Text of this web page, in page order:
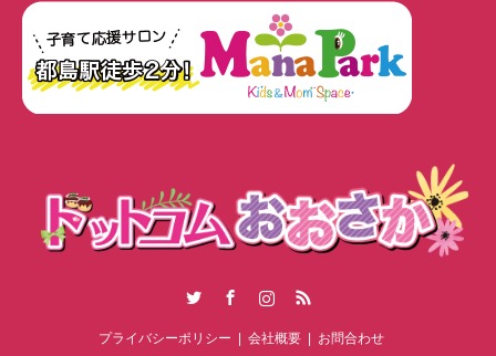
RSS
プライバシーポリシー 会社概要 お問合わせ